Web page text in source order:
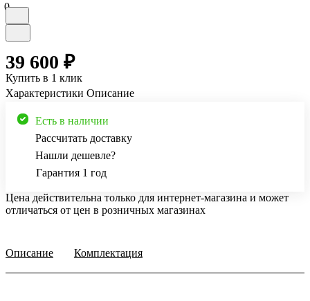
0
39 600 ₽
Купить в 1 клик
Характеристики Описание
Есть в наличии
Рассчитать доставку
Нашли дешевле?
Гарантия 1 год
Цена действительна только для интернет-магазина и может
отличаться от цен в розничных магазинах
Описание Комплектация